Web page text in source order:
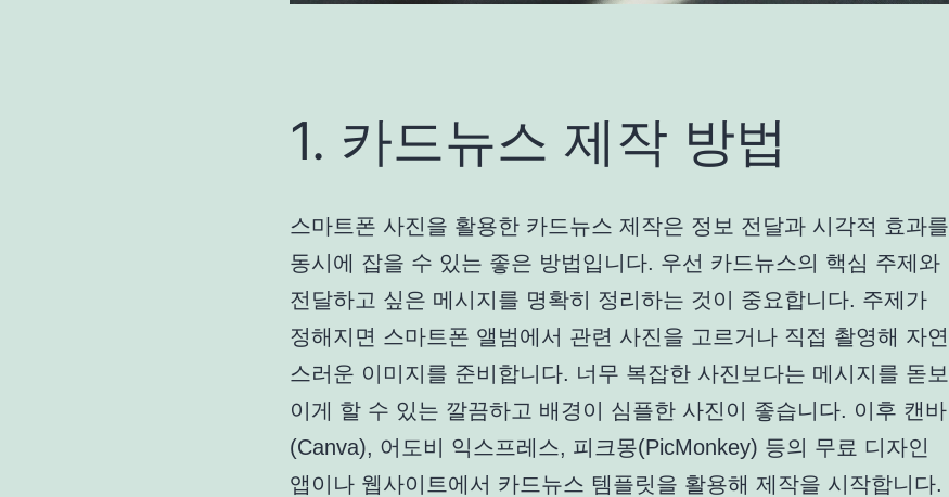
1. 카드뉴스 제작 방법
스마트폰 사진을 활용한 카드뉴스 제작은 정보 전달과 시각적 효과를
동시에 잡을 수 있는 좋은 방법입니다. 우선 카드뉴스의 핵심 주제와
전달하고 싶은 메시지를 명확히 정리하는 것이 중요합니다. 주제가
정해지면 스마트폰 앨범에서 관련 사진을 고르거나 직접 촬영해 자연
스러운 이미지를 준비합니다. 너무 복잡한 사진보다는 메시지를 돋보
이게 할 수 있는 깔끔하고 배경이 심플한 사진이 좋습니다. 이후 캔바
(Canva), 어도비 익스프레스, 피크몽(PicMonkey) 등의 무료 디자인
앱이나 웹사이트에서 카드뉴스 템플릿을 활용해 제작을 시작합니다.